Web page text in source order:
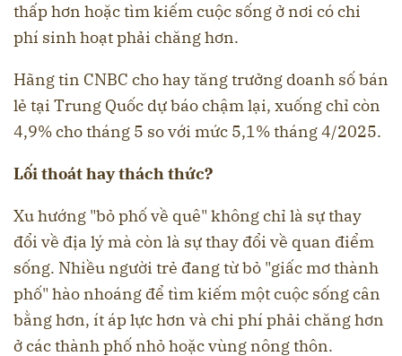
thấp hơn hoặc tìm kiếm cuộc sống ở nơi có chi
phí sinh hoạt phải chăng hơn.
Hãng tin CNBC cho hay tăng trưởng doanh số bán
lẻ tại Trung Quốc dự báo chậm lại, xuống chỉ còn
4,9% cho tháng 5 so với mức 5,1% tháng 4/2025.
Lối thoát hay thách thức?
Xu hướng "bỏ phố về quê" không chỉ là sự thay
đổi về địa lý mà còn là sự thay đổi về quan điểm
sống. Nhiều người trẻ đang từ bỏ "giấc mơ thành
phố" hào nhoáng để tìm kiếm một cuộc sống cân
bằng hơn, ít áp lực hơn và chi phí phải chăng hơn
ở các thành phố nhỏ hoặc vùng nông thôn.